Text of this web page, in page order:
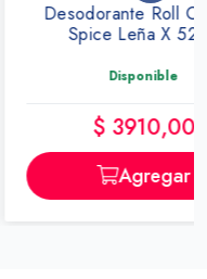
Roll On Old
Leña X 52 G
$ 3910,00
Agregar